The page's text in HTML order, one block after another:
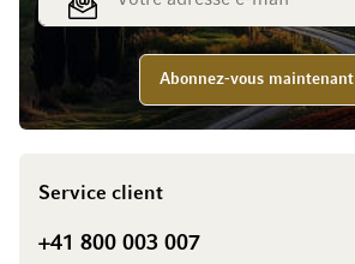
Abonnez-vous maintenant
Service client
+41 800 003 007